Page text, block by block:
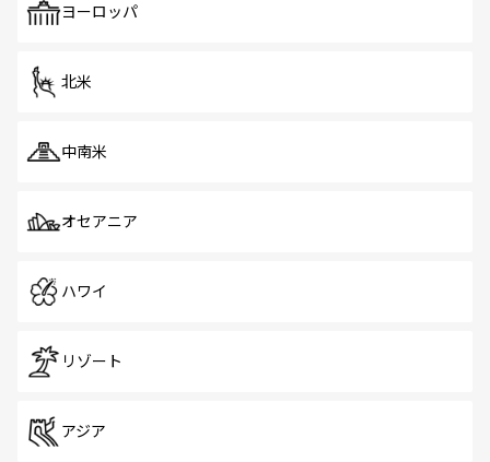
で、ホーカーズは地元の風情を楽しめる外せないスポット
ヨーロッパ
北米
中南米
オセアニア
ハワイ
リゾート
アジア